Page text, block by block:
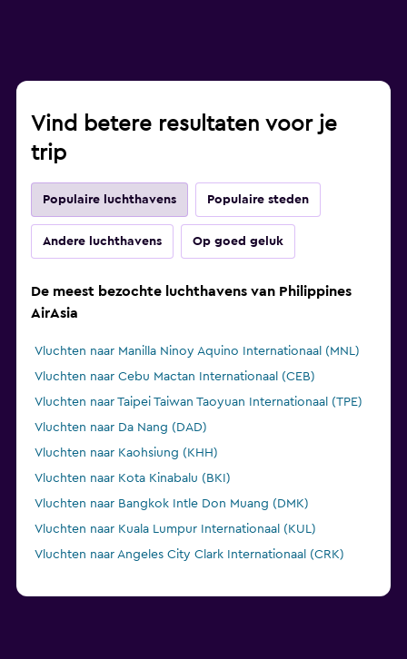
Vind betere resultaten voor je
trip
Populaire luchthavens Populaire steden
Andere luchthavens Op goed geluk
De meest bezochte luchthavens van Philippines
AirAsia
Vluchten naar Manilla Ninoy Aquino Internationaal (MNL)
Vluchten naar Cebu Mactan Internationaal (CEB)
Vluchten naar Taipei Taiwan Taoyuan Internationaal (TPE)
Vluchten naar Da Nang (DAD)
Vluchten naar Kaohsiung (KHH)
Vluchten naar Kota Kinabalu (BKI)
Vluchten naar Bangkok Intle Don Muang (DMK)
Vluchten naar Kuala Lumpur Internationaal (KUL)
Vluchten naar Angeles City Clark Internationaal (CRK)